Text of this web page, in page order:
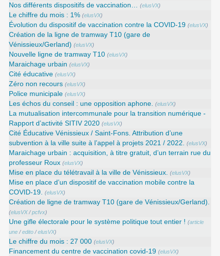
Nos différents dispositifs de vaccination… (elusVX)
Le chiffre du mois : 1% (elusVX)
Évolution du dispositif de vaccination contre la COVID-19 (elusVX)
Création de la ligne de tramway T10 (gare de
Vénissieux/Gerland) (elusVX)
Nouvelle ligne de tramway T10 (elusVX)
Maraichage urbain (elusVX)
Cité éducative (elusVX)
Zéro non recours (elusVX)
Police municipale (elusVX)
Les échos du conseil : une opposition aphone. (elusVX)
La mutualisation intercommunale pour la transition numérique -
Rapport d’activité SITIV 2020 (elusVX)
Cité Éducative Vénissieux / Saint-Fons. Attribution d’une
subvention à la ville suite à l’appel à projets 2021 / 2022. (elusVX)
Maraichage urbain : acquisition, à titre gratuit, d’un terrain rue du
professeur Roux (elusVX)
Mise en place du télétravail à la ville de Vénissieux. (elusVX)
Mise en place d’un dispositif de vaccination mobile contre la
COVID-19. (elusVX)
Création de ligne de tramway T10 (gare de Vénissieux/Gerland).
(elusVX/pcfvx)
Une gifle électorale pour le système politique tout entier ! (article
une /edito /elusVX)
Le chiffre du mois : 27 000 (elusVX)
Financement du centre de vaccination covid-19 (elusVX)